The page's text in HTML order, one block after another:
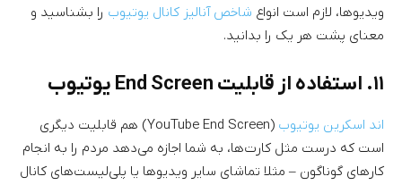
ویدیوها، لازم است انواع شاخص آنالیز کانال یوتیوب را بشناسید و
معنای پشت هر یک را بدانید.
۱۱. استفاده از قابلیت End Screen یوتیوب
اند اسکرین یوتیوب
(YouTube End Screen) هم قابلیت دیگری
است که درست مثل کارت‌ها، به شما اجازه می‌دهد مردم را به انجام
کارهای گوناگون – مثلا تماشای سایر ویدیوها یا پلی‌لیست‌های کانال